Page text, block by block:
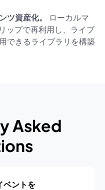
ツ資産化。
ローカルマ
ップで再利用し、ライブ
できるライブラリを構築
Asked
ベントを